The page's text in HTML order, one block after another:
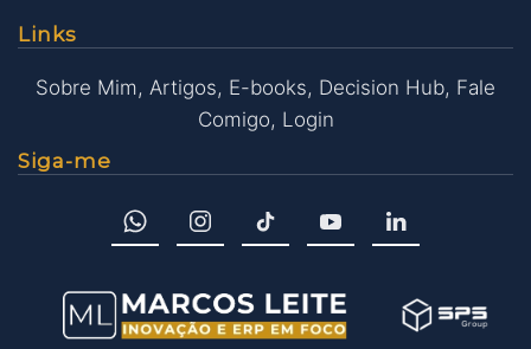
Links
Sobre Mim, Artigos, E-books, Decision Hub, Fale
Comigo, Login
Siga-me